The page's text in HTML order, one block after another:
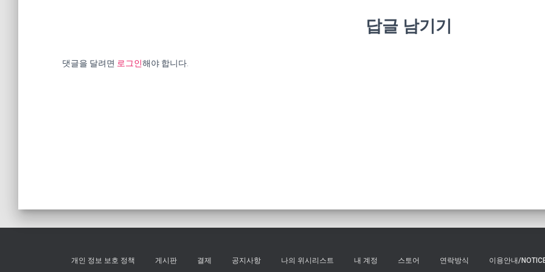
답글 남기기
댓글을 달려면 로그인해야 합니다.
개인 정보 보호 정책 게시판 결제 공지사항 나의 위시리스트 내 계정 스토어 연락방식 이용안내/